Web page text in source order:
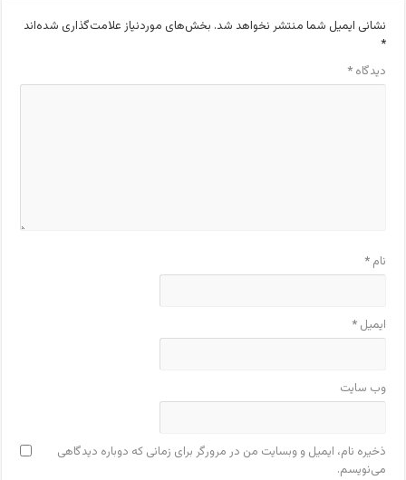
نشانی ایمیل شما منتشر نخواهد شد. بخش‌های موردنیاز علامت‌گذاری شده‌اند
*
دیدگاه*
نام*
ایمیل*
وب‌ سایت
ذخیره نام، ایمیل و وبسایت من در مرورگر برای زمانی که دوباره دیدگاهی
می‌نویسم.